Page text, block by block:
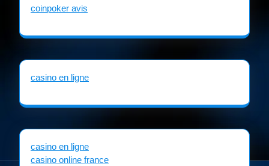
coinpoker avis
casino en ligne
casino en ligne
casino online france